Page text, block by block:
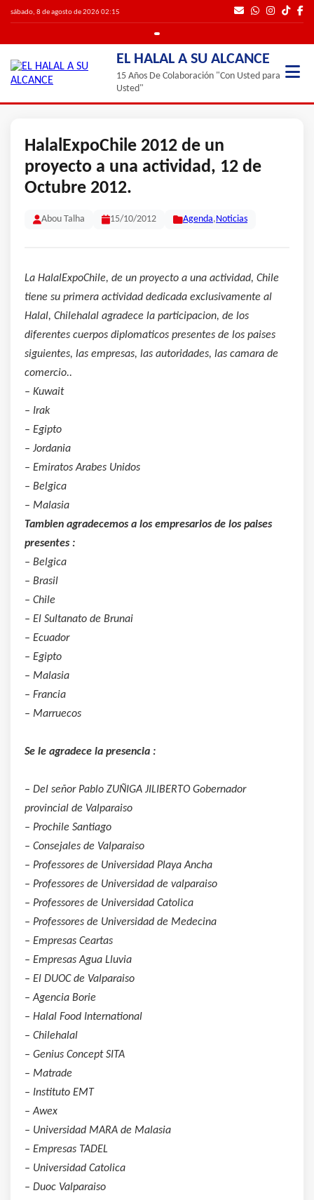
sábado, 8 de agosto de 2026 02:15
EL HALAL A SU ALCANCE
15 Años De Colaboración "Con Usted para
Usted"
HalalExpoChile 2012 de un
proyecto a una actividad, 12 de
Octubre 2012.
Abou Talha 15/10/2012 Agenda, Noticias
La HalalExpoChile, de un proyecto a una actividad, Chile
tiene su primera actividad dedicada exclusivamente al
Halal, Chilehalal agradece la participacion, de los
diferentes cuerpos diplomaticos presentes de los paises
siguientes, las empresas, las autoridades, las camara de
comercio..
– Kuwait
– Irak
– Egipto
– Jordania
– Emiratos Arabes Unidos
– Belgica
– Malasia
Tambien agradecemos a los empresarios de los paises
presentes :
– Belgica
– Brasil
– Chile
– El Sultanato de Brunai
– Ecuador
– Egipto
– Malasia
– Francia
– Marruecos
Se le agradece la presencia :
– Del señor Pablo ZUÑIGA JILIBERTO Gobernador
provincial de Valparaiso
– Prochile Santiago
– Consejales de Valparaiso
– Professores de Universidad Playa Ancha
– Professores de Universidad de valparaiso
– Professores de Universidad Catolica
– Professores de Universidad de Medecina
– Empresas Ceartas
– Empresas Agua Lluvia
– El DUOC de Valparaiso
– Agencia Borie
– Halal Food International
– Chilehalal
– Genius Concept SITA
– Matrade
– Instituto EMT
– Awex
– Universidad MARA de Malasia
– Empresas TADEL
– Universidad Catolica
– Duoc Valparaiso